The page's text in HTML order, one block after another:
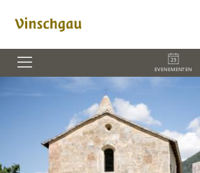
EVENEMENTEN